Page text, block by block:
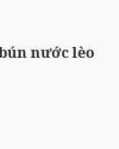
nước lèo